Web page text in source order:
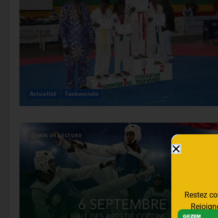
Actualité Taekwondo
2 MIN DE LECTURE
Restez